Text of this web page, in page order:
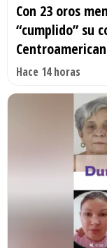
Con 23 oros
“cumplido” su
Hace 14 horas